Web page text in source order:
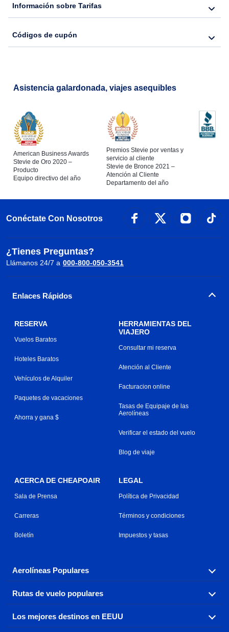
Información sobre Tarifas
Códigos de cupón
Asistencia galardonada, viajes asequibles
American Business Awards
Stevie de Oro 2020 –
Producto
Equipo directivo del año
Premios Stevie por ventas y
servicio al cliente
Stevie de Bronce 2021 –
Atención al Cliente
Departamento del año
Conéctate Con Nosotros
¿Tienes Preguntas?
Llámanos 24/7 a 000-800-050-3541
Enlaces Rápidos
RESERVA
Vuelos Baratos
Hoteles Baratos
Vehículos de Alquiler
Paquetes de vacaciones
Ahorra y gana $
HERRAMIENTAS DEL
VIAJERO
Consultar mi reserva
Atención al Cliente
Facturacion online
Tasas de Equipaje de las
Aerolíneas
Verificar el estado del vuelo
Blog de viaje
ACERCA DE CHEAPOAIR
Sala de Prensa
Carreras
Boletín
LEGAL
Política de Privacidad
Términos y condiciones
Impuestos y tasas
Aerolíneas Populares
Explora nuestras opciones de tarifas aéreas baratas por
aerolínea, con más de 500 opciones para elegir.
Aeromexico
Rutas de vuelo populares
Reserva una de nuestras rutas de vuelo más populares
con tres sencillos clics.
Los mejores destinos en EEUU